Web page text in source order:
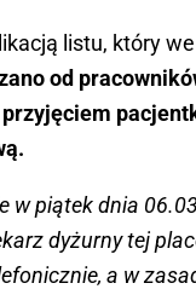
listu, który
od
w piątek dnia
dyżurny tej
a w